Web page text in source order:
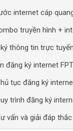
internet cáp
truyền hình +
thông tin trực tuyến
đăng ký internet
tục đăng ký
trình đăng ký
vấn và giải đáp